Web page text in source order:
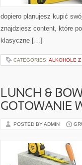
dopiero planujesz kupić
znajdziesz content, które
klasyczne […]
CATEGORIES: ALKOHOLE Z
LUNCH &
GOTOWANIE
POSTED BY ADMIN